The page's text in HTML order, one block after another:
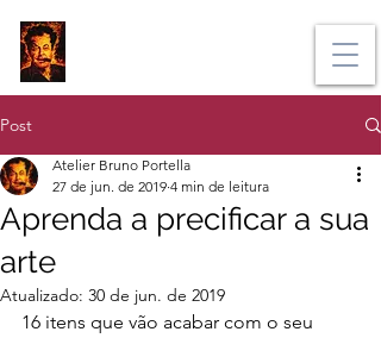
Post
Aprenda a precificar a sua
arte
Atelier Bruno Portella
27 de jun. de 2019 4 min de leitura
Atualizado: 30 de jun. de 2019
16 itens que vão acabar com o seu